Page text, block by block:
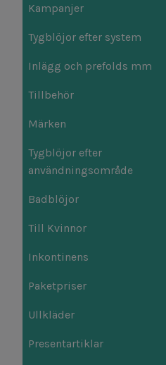
Kampanjer
Tygblöjor efter system
Inlägg och prefolds mm
Tillbehör
Märken
Tygblöjor efter
användningsområde
Badblöjor
Till Kvinnor
Inkontinens
Paketpriser
Ullkläder
Presentartiklar